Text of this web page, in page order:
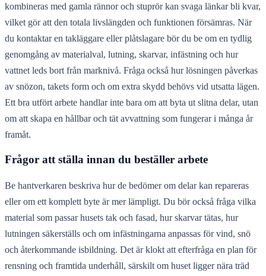
kombineras med gamla rännor och stuprör kan svaga länkar bli kvar,
vilket gör att den totala livslängden och funktionen försämras. När
du kontaktar en takläggare eller plåtslagare bör du be om en tydlig
genomgång av materialval, lutning, skarvar, infästning och hur
vattnet leds bort från marknivå. Fråga också hur lösningen påverkas
av snözon, takets form och om extra skydd behövs vid utsatta lägen.
Ett bra utfört arbete handlar inte bara om att byta ut slitna delar, utan
om att skapa en hållbar och tät avvattning som fungerar i många år
framåt.
Frågor att ställa innan du beställer arbete
Be hantverkaren beskriva hur de bedömer om delar kan repareras
eller om ett komplett byte är mer lämpligt. Du bör också fråga vilka
material som passar husets tak och fasad, hur skarvar tätas, hur
lutningen säkerställs och om infästningarna anpassas för vind, snö
och återkommande isbildning. Det är klokt att efterfråga en plan för
rensning och framtida underhåll, särskilt om huset ligger nära träd